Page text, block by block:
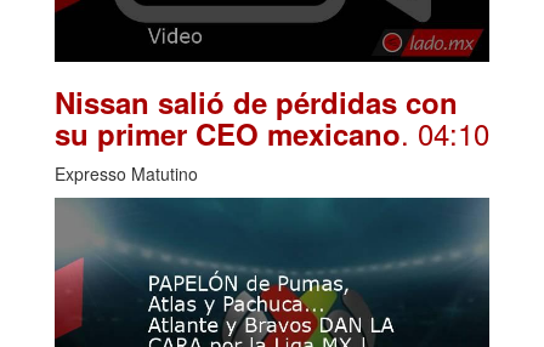
Nissan salió de pérdidas con
su primer CEO mexicano. 04:10
Expresso Matutino